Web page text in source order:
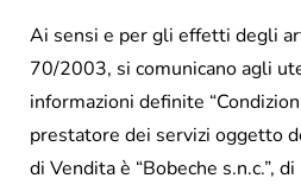
Ai sensi e per gli effetti degli
70/2003, si comunicano agli
informazioni definite
prestatore dei servizi oggetto
di Vendita è “Bobeche s.n.c.”,